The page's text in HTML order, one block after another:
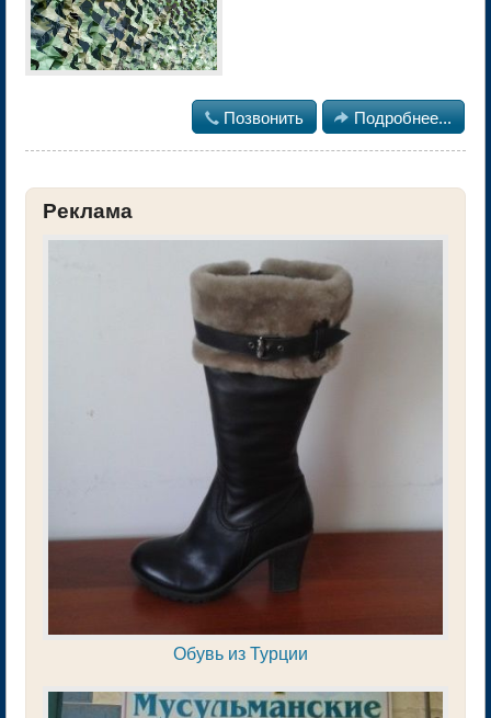
 Позвонить  Подробнее...
Реклама
Обувь из Турции